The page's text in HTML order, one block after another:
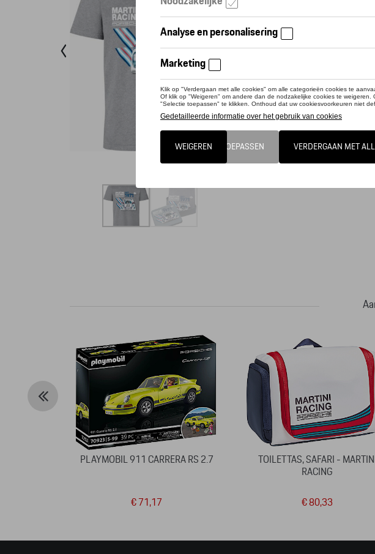
T-shirt # 20 - Martini Racing
T-shirt # 20 - Martini Racing - L
Contacteer uw dealer voor
Dit product is momenteel niet op
Het icoon leeft voort: Het limited
uit 1971. Het T-shirt wordt geleverd
PLAYMOBIL 911 CARRERA RS 2.7
€ 71,17
TOILETTAS, SAFARI - MARTINI
RACING
€ 80,33